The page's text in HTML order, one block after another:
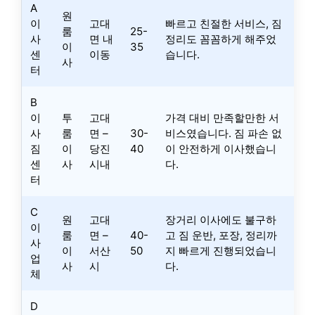
A
이
사
센
터
원
룸
이
사
고대
면 내
이동
25-
35
빠르고 친절한 서비스, 짐
정리도 꼼꼼하게 해주었
습니다.
B
이
사
짐
센
터
투
룸
이
사
고대
면 –
당진
시내
30-
40
가격 대비 만족할만한 서
비스였습니다. 짐 파손 없
이 안전하게 이사했습니
다.
C
이
사
업
체
원
룸
이
사
고대
면 –
서산
시
40-
50
장거리 이사에도 불구하
고 짐 운반, 포장, 정리까
지 빠르게 진행되었습니
다.
D